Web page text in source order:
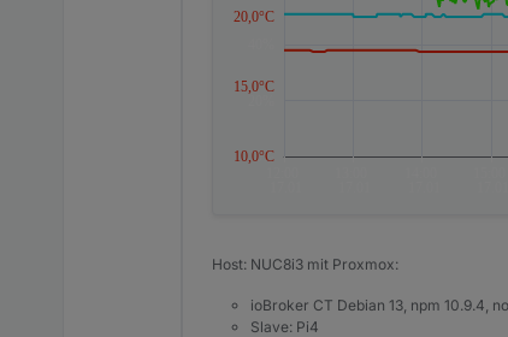
Host: NUC8i3 mit Proxmox:
ioBroker CT Debian 13, npm 10.9.4,
Slave: Pi4